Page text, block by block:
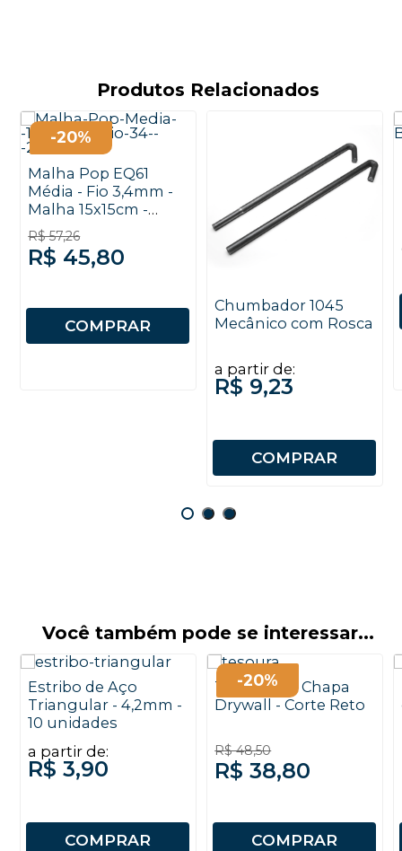
Produtos Relacionados
Malha Pop EQ61
Média - Fio 3,4mm -
Malha 15x15cm -
2x3m
R$ 57,26
R$ 45,80
COMPRAR
-20%
Chumbador 1045
Mecânico com Rosca
a partir de:
R$ 9,23
COMPRAR
Você também pode se interessar...
Estribo de Aço
Triangular - 4,2mm -
10 unidades
a partir de:
R$ 3,90
COMPRAR
Tesoura de Chapa
Drywall - Corte Reto
R$ 48,50
R$ 38,80
COMPRAR
-20%